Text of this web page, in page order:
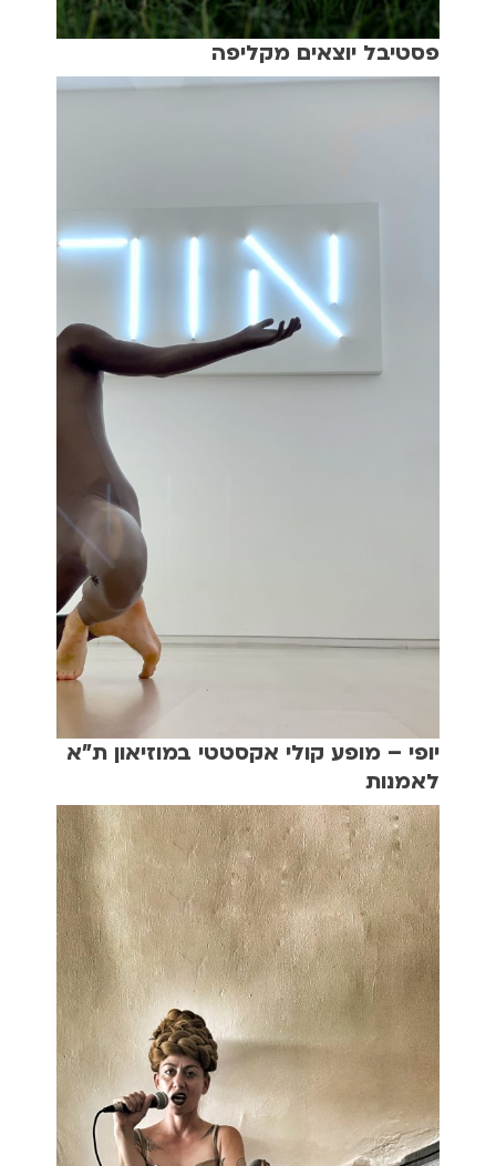
פסטיבל יוצאים מקליפה
יופי – מופע קולי אקסטטי במוזיאון ת"א
לאמנות